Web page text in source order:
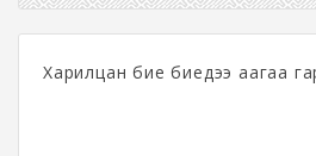
Харилцан бие биедээ аагаа